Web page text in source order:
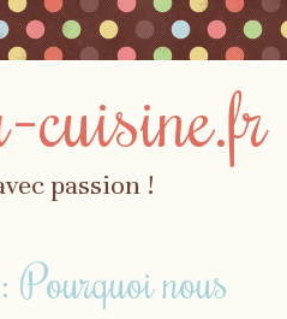
passion !
Pourquoi nous